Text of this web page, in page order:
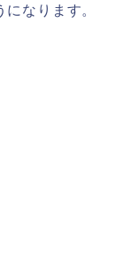
なります。